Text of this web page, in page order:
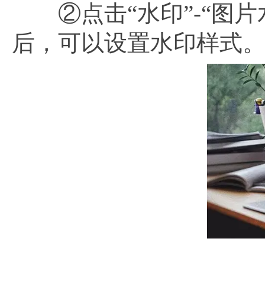
②点击“水印”-“图片
后，可以设置水印样式